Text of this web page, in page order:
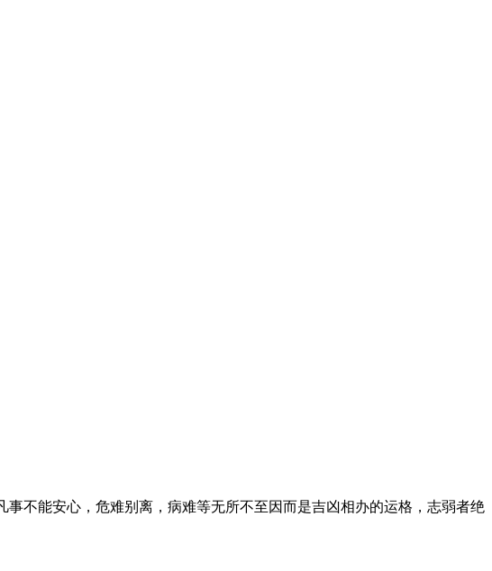
不能安心，危难别离，病难等无所不至因而是吉凶相办的运格，志弱者绝